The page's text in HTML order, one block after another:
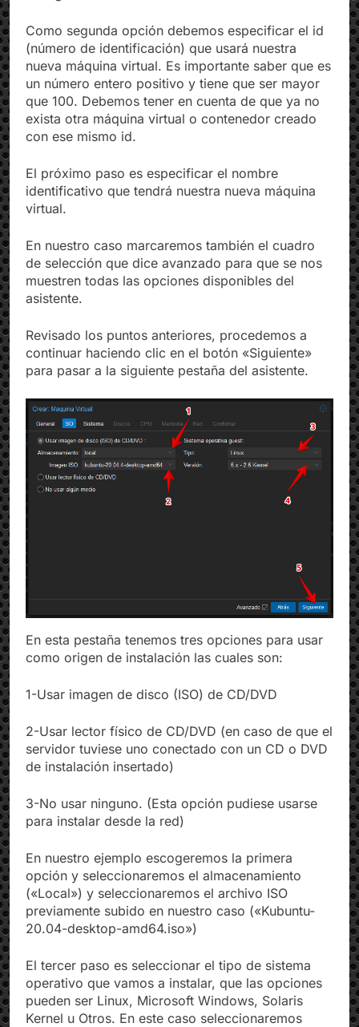
Como segunda opción debemos especificar el id
(número de identificación) que usará nuestra
nueva máquina virtual. Es importante saber que es
un número entero positivo y tiene que ser mayor
que 100. Debemos tener en cuenta de que ya no
exista otra máquina virtual o contenedor creado
El próximo paso es especificar el nombre
identificativo que tendrá nuestra nueva máquina
En nuestro caso marcaremos también el cuadro
de selección que dice avanzado para que se nos
muestren todas las opciones disponibles del
Revisado los puntos anteriores, procedemos a
continuar haciendo clic en el botón «Siguiente»
En esta pestaña tenemos tres opciones para usar
2-Usar lector físico de CD/DVD (en caso de que el
servidor tuviese uno conectado con un CD o DVD
3-No usar ninguno. (Esta opción pudiese usarse
En nuestro ejemplo escogeremos la primera
opción y seleccionaremos el almacenamiento
(«Local») y seleccionaremos el archivo ISO
previamente subido en nuestro caso («Kubuntu-
El tercer paso es seleccionar el tipo de sistema
operativo que vamos a instalar, que las opciones
pueden ser Linux, Microsoft Windows, Solaris